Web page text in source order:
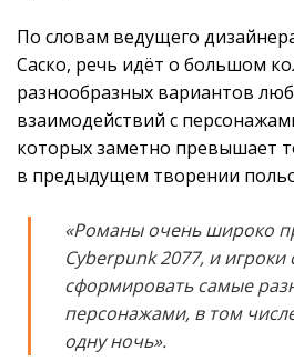
По словам ведущего
Саско, речь идёт о большом
разнообразных вариантов
взаимодействий с
которых заметно превышает
в предыдущем творении
«Романы очень широко
Cyberpunk 2077, и игроки
сформировать самые
персонажами, в том
одну ночь».